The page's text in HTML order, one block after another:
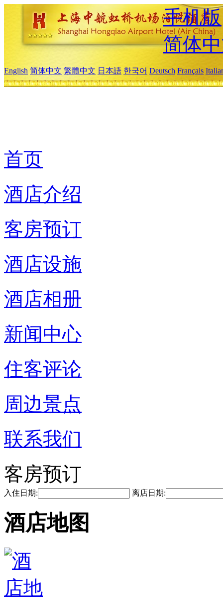
手机版
简体
English 简体中文 繁體中文 日本語 한국어 Deutsch Français
首页
酒店介绍
客房预订
酒店设施
酒店相册
新闻中心
住客评论
周边景点
联系我们
客房预订
入住日期: 离店日期:
酒店地图